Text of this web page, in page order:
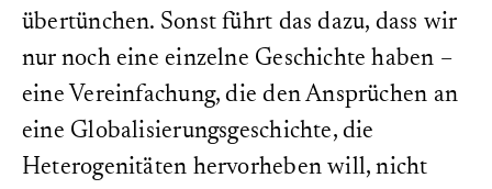
übertünchen. Sonst führt das dazu, dass wir
nur noch eine einzelne Geschichte haben –
eine Vereinfachung, die den Ansprüchen an
eine Globalisierungsgeschichte, die
Heterogenitäten hervorheben will, nicht